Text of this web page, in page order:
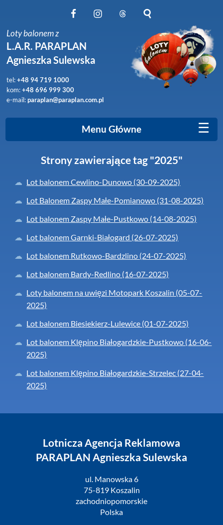
Obserwuj nas na Instagram
Obserwuj nas na Threads
Szukaj na stronie
Loty balonem z
L.A.R. PARAPLAN
Agnieszka Sulewska
tel:+48 94 719 1000
kom:+48 696 999 300
e-mail:paraplan@paraplan.com.pl
Menu Główne ☰
Strony zawierające tag "2025"
Lot balonem Cewlino-Dunowo (30-09-2025)
Lot Balonem Zaspy Małe-Pomianowo (31-08-2025)
Lot balonem Zaspy Małe-Pustkowo (14-08-2025)
Lot balonem Garnki-Białogard (26-07-2025)
Lot balonem Rutkowo-Bardzlino (24-07-2025)
Lot balonem Bardy-Redlino (16-07-2025)
Loty balonem na uwięzi Motopark Koszalin (05-07-
2025)
Lot balonem Biesiekierz-Lulewice (01-07-2025)
Lot balonem Klępino Białogardzkie-Pustkowo (16-06-
2025)
Lot balonem Klępino Białogardzkie-Strzelec (27-04-
2025)
Lotnicza Agencja Reklamowa
PARAPLAN Agnieszka Sulewska
ul. Manowska 6
75-819 Koszalin
zachodniopomorskie
Polska